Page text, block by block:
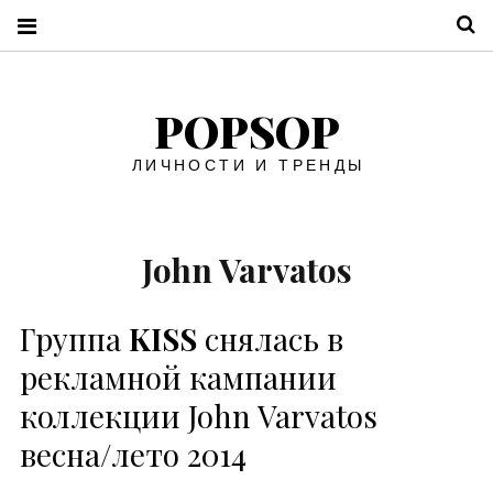
POPSOP
ЛИЧНОСТИ И ТРЕНДЫ
John Varvatos
Группа KISS снялась в
рекламной кампании
коллекции John Varvatos
весна/лето 2014